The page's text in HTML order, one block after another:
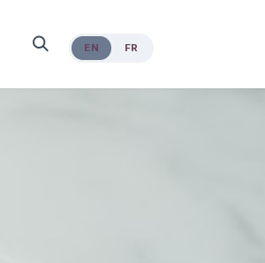
EN FR